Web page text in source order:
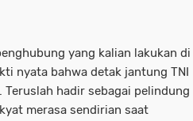
yang kalian lakukan di
nyata bahwa detak jantung TNI
hadir sebagai pelindung
merasa sendirian saat